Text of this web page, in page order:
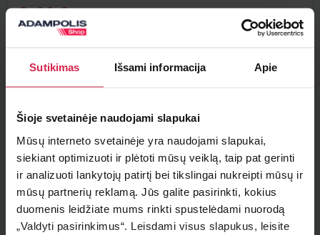
Sutikimas Išsami informacija Apie
Šioje svetainėje naudojami slapukai
Mūsų interneto svetainėje yra naudojami slapukai,
siekiant optimizuoti ir plėtoti mūsų veiklą, taip pat gerinti
ir analizuoti lankytojų patirtį bei tikslingai nukreipti mūsų ir
mūsų partnerių reklamą. Jūs galite pasirinkti, kokius
duomenis leidžiate mums rinkti spustelėdami nuorodą
„Valdyti pasirinkimus“. Leisdami visus slapukus, leisite
8,44 €
Minimalus pirkimo kiekis 1vnt.
Pakuotės informacija 1vnt.
Teirautis apie prekę
Radai pigiau ?